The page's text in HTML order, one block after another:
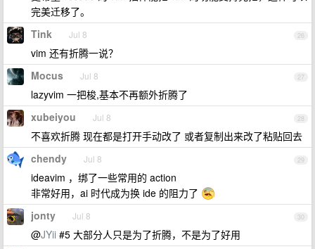
完美迁移了。
26
Tink Jul 8
vim 还有折腾一说？
27
Mocus Jul 8
lazyvim 一把梭,基本不再额外折腾了
28
xubeiyou Jul 8
不喜欢折腾 现在都是打开手动改了 或者复制出来改了粘贴回去
29
chendy Jul 8
ideavim ，绑了一些常用的 action
非常好用，ai 时代成为换 ide 的阻力了
30
jonty Jul 8
@JYii #5 大部分人只是为了折腾，不是为了好用